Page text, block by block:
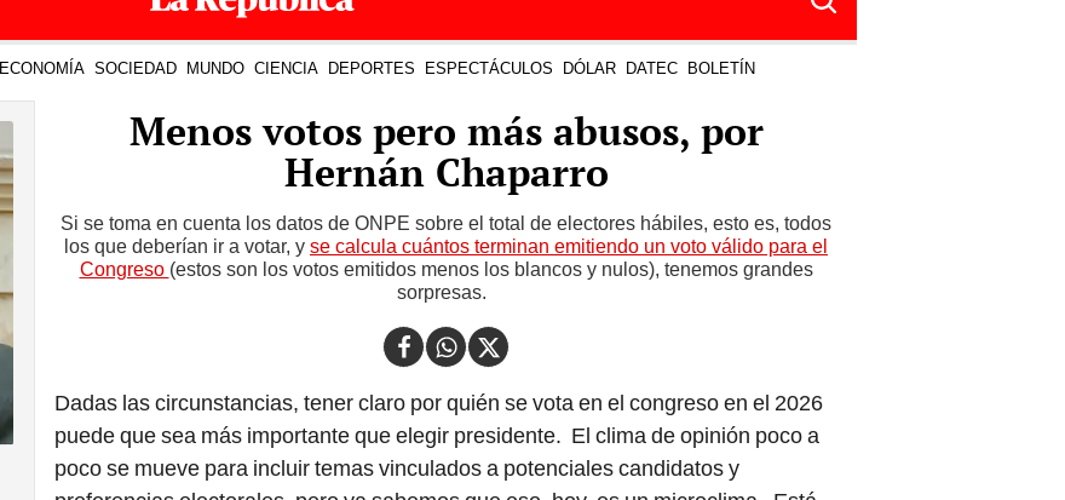
ECONOMÍA SOCIEDAD MUNDO CIENCIA DEPORTES ESPECTÁCULOS DÓLAR DATEC BOLETÍN
Menos votos pero más abusos, por
Hernán Chaparro
Si se toma en cuenta los datos de ONPE sobre el total de electores hábiles, esto es, todos
los que deberían ir a votar, y se calcula cuántos terminan emitiendo un voto válido para el
Congreso (estos son los votos emitidos menos los blancos y nulos), tenemos grandes
sorpresas.
Dadas las circunstancias, tener claro por quién se vota en el congreso en el 2026
puede que sea más importante que elegir presidente. El clima de opinión poco a
poco se mueve para incluir temas vinculados a potenciales candidatos y